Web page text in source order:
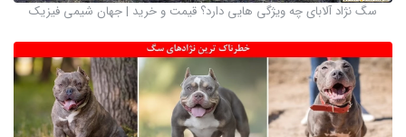
سگ نژاد آلابای چه ویژگی هایی دارد؟ قیمت و خرید | جهان شیمی فیزیک